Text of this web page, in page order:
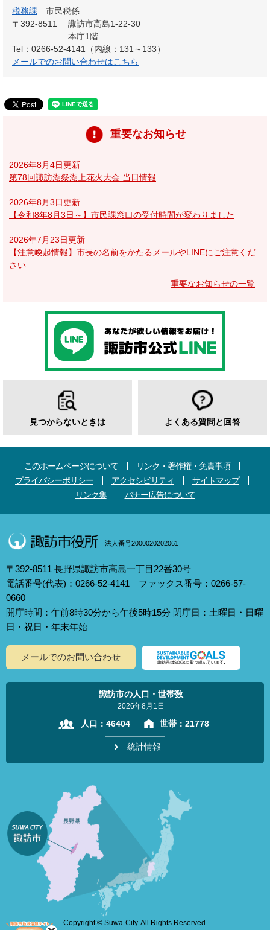
税務課
市民税係
〒392-8511
諏訪市高島1-22-30
本庁1階
Tel：0266-52-4141（内線：131～133）
メールでのお問い合わせはこちら
重要なお知らせ
2026年8月4日更新
第78回諏訪湖祭湖上花火大会 当日情報
2026年8月3日更新
【令和8年8月3日～】市民課窓口の受付時間が変わりました
2026年7月23日更新
【注意喚起情報】市長の名前をかたるメールやLINEにご注意くだ
さい
重要なお知らせの一覧
見つからないときは よくある質問と回答
このホームページについて
リンク・著作権・免責事項
プライバシーポリシー
アクセシビリティ
サイトマップ
リンク集
バナー広告について
法人番号2000020202061
〒392-8511 長野県諏訪市高島一丁目22番30号
電話番号(代表)：0266-52-4141 ファックス番号：0266-57-
0660
開庁時間：午前8時30分から午後5時15分 閉庁日：土曜日・日曜
日・祝日・年末年始
メールでのお問い合わせ
諏訪市の人口・世帯数
2026年8月1日
人口： 46404 世帯： 21778
統計情報
Copyright © Suwa-City. All Rights Reserved.